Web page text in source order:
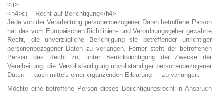
<li>
<h4>c) Recht auf Berichtigung</h4>
Jede von der Verarbeitung personenbezogener Daten betroffene Person
hat das vom Europäischen Richtlinien- und Verordnungsgeber gewährte
Recht, die unverzügliche Berichtigung sie betreffender unrichtiger
personenbezogener Daten zu verlangen. Ferner steht der betroffenen
Person das Recht zu, unter Berücksichtigung der Zwecke der
Verarbeitung, die Vervollständigung unvollständiger personenbezogener
Daten — auch mittels einer ergänzenden Erklärung — zu verlangen.
Möchte eine betroffene Person dieses Berichtigungsrecht in Anspruch